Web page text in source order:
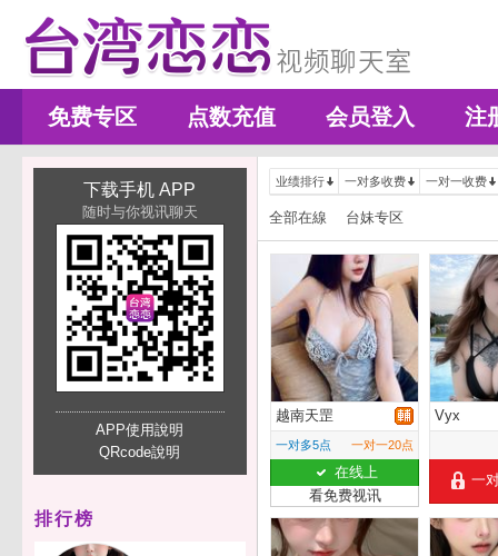
免费专区 点数充值 会员登入 注
下载手机 APP
随时与你视讯聊天
APP使用說明
QRcode說明
排行榜
业绩排行 一对多收费 一对一收费
全部在線 台妹专区
越南天罡
一对多5点 一对一20点
在线上
看免费视讯
Vyx
一